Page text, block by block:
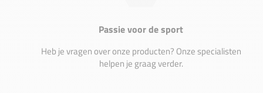
Passie voor de sport
Heb je vragen over onze producten? Onze specialisten
helpen je graag verder.